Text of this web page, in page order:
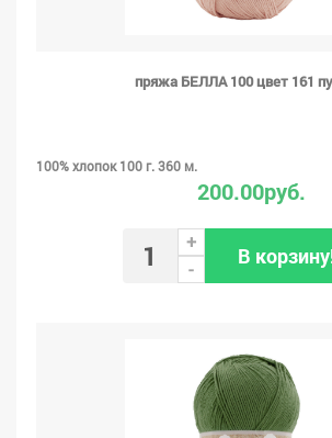
пряжа БЕЛЛА 100 цвет 161
100% хлопок 100 г. 360 м.
200.00руб.
+
-
В